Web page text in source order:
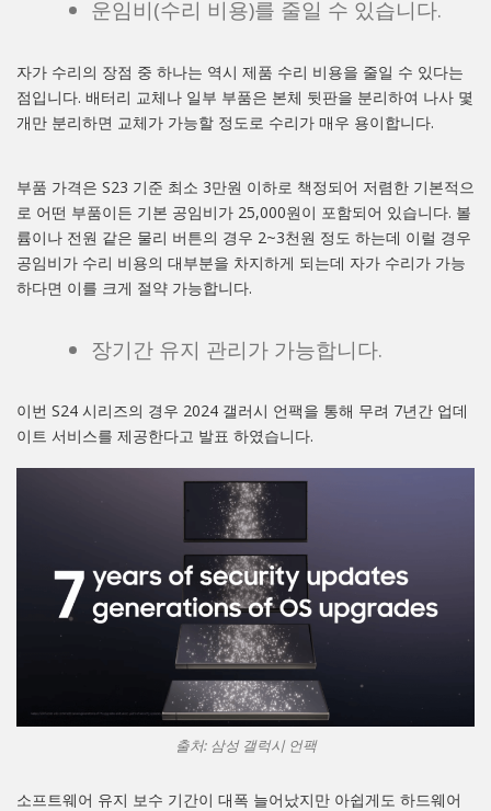
운임비(수리 비용)를 줄일 수 있습니다.
자가 수리의 장점 중 하나는 역시 제품 수리 비용을 줄일 수 있다는
점입니다. 배터리 교체나 일부 부품은 본체 뒷판을 분리하여 나사 몇
개만 분리하면 교체가 가능할 정도로 수리가 매우 용이합니다.
부품 가격은 S23 기준 최소 3만원 이하로 책정되어 저렴한 기본적으
로 어떤 부품이든 기본 공임비가 25,000원이 포함되어 있습니다. 볼
륨이나 전원 같은 물리 버튼의 경우 2~3천원 정도 하는데 이럴 경우
공임비가 수리 비용의 대부분을 차지하게 되는데 자가 수리가 가능
하다면 이를 크게 절약 가능합니다.
장기간 유지 관리가 가능합니다.
이번 S24 시리즈의 경우 2024 갤러시 언팩을 통해 무려 7년간 업데
이트 서비스를 제공한다고 발표 하였습니다.
출처: 삼성 갤럭시 언팩
소프트웨어 유지 보수 기간이 대폭 늘어났지만 아쉽게도 하드웨어